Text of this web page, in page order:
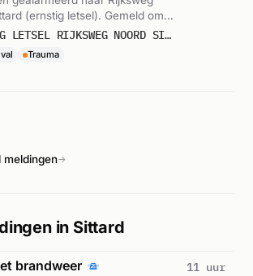
(ernstig letsel). Gemeld om
AANRIJDING LETSEL RIJKSWEG NOORD SITTARD
Trauma
meldingen→
in Sittard
brandweer 11 uur